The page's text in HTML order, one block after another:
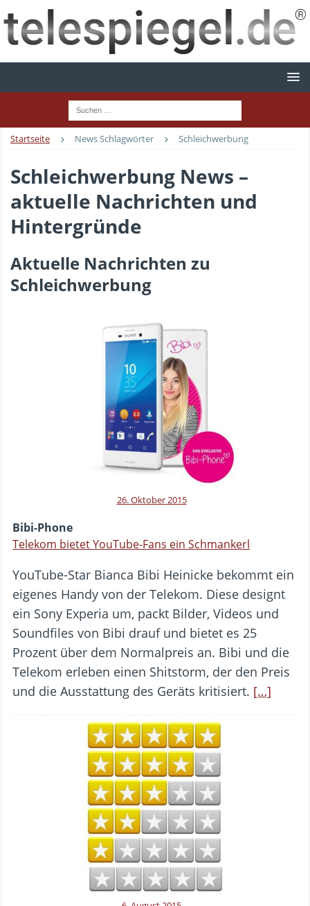
Startseite News Schlagwörter Schleichwerbung
Schleichwerbung News –
aktuelle Nachrichten und
Hintergründe
Aktuelle Nachrichten zu
Schleichwerbung
26. Oktober 2015
Bibi-Phone
Telekom bietet YouTube-Fans ein Schmankerl
YouTube-Star Bianca Bibi Heinicke bekommt ein
eigenes Handy von der Telekom. Diese designt
ein Sony Experia um, packt Bilder, Videos und
Soundfiles von Bibi drauf und bietet es 25
Prozent über dem Normalpreis an. Bibi und die
Telekom erleben einen Shitstorm, der den Preis
und die Ausstattung des Geräts kritisiert. […]